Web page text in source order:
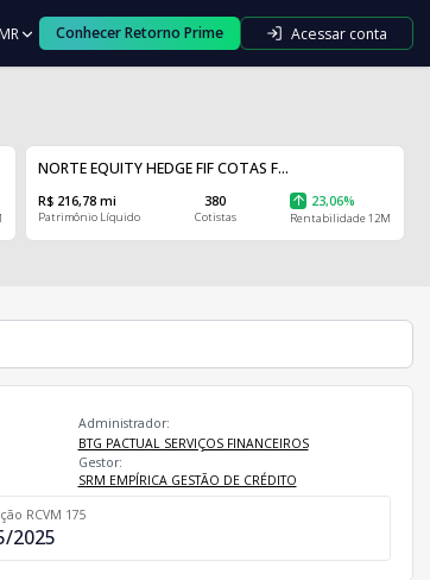
Conhecer Retorno Prime Acessar conta
NORTE EQUITY HEDGE FIF COTAS F...
R$ 216,78 mi
Patrimônio Líquido
380
Cotistas
23,06%
Rentabilidade 12M
Administrador:
BTG PACTUAL SERVIÇOS FINANCEIROS
Gestor:
SRM EMPÍRICA GESTÃO DE CRÉDITO
RCVM 175
2025